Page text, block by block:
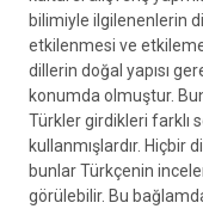
bilimiyle ilgilenenlerin
etkilenmesi ve
dillerin doğal yapısı
konumda olmuştur.
Türkler girdikleri farklı
kullanmışlardır. Hiçbir
bunlar Türkçenin
görülebilir. Bu